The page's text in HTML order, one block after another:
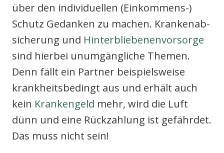
über den indi­vi­du­el­len (Ein­kom­mens-)
Schutz Gedan­ken zu machen. Kran­ken­ab­
si­che­rung und Hin­ter­blie­be­nen­vor­sor­ge
sind hier­bei unum­gäng­li­che The­men.
Denn fällt ein Part­ner bei­spiels­wei­se
krank­heits­be­dingt aus und erhält auch
kein Kran­ken­geld mehr, wird die Luft
dünn und eine Rück­zah­lung ist gefähr­det.
Das muss nicht sein!